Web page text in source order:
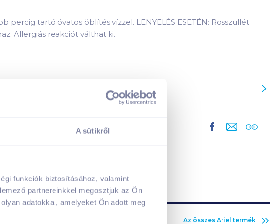
A sütikről
funkciók biztosításához, valamint
partnereinkkel megosztjuk az Ön
adatokkal, amelyeket Ön adott meg
percig tartó óvatos öblítés vízzel. LENYELÉS ESETÉN: Rosszullét
Allergiás reakciót válthat ki.
Az összes Ariel termék